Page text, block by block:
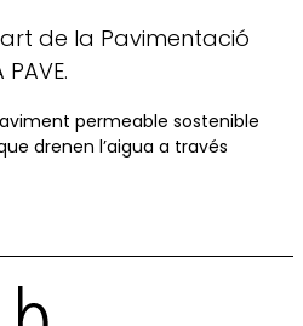
de la Pavimentació
permeable sostenible
drenen l’aigua a través